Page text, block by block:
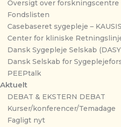
Oversigt over forskningscentre
Fondslisten
Casebaseret sygepleje –
Center for kliniske
Dansk Sygepleje Selskab
Dansk Selskab for
PEEPtalk
Aktuelt
DEBAT & EKSTERN DEBAT
Kurser/konferencer/Temadage
Fagligt nyt